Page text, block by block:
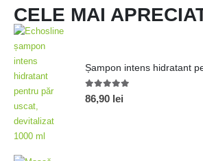
CELE MAI
5.00out of 5
86,90 lei